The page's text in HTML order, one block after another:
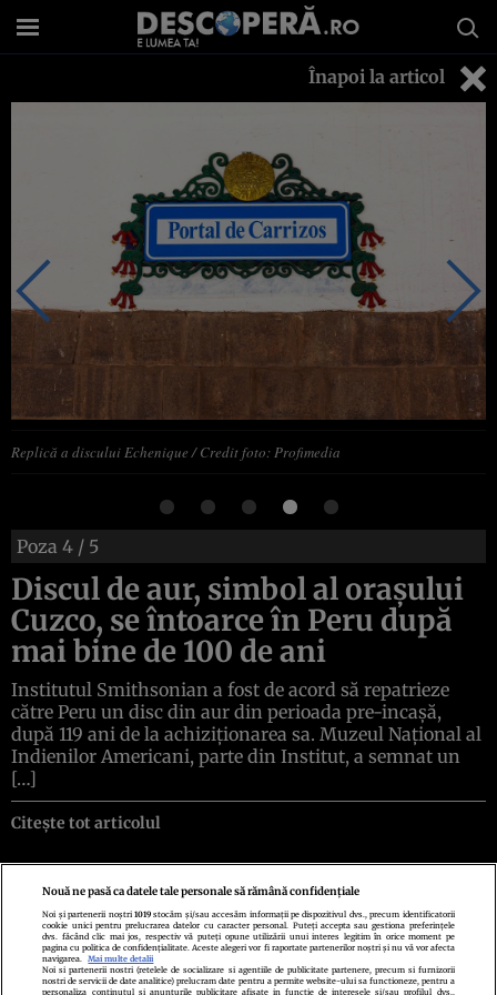
Înapoi la articol
Replică a discului Echenique / Credit foto: Profimedia
Poza 4 / 5
Discul de aur, simbol al orașului
Cuzco, se întoarce în Peru după
mai bine de 100 de ani
Institutul Smithsonian a fost de acord să repatrieze
către Peru un disc din aur din perioada pre-incașă,
după 119 ani de la achiziționarea sa. Muzeul Național al
Indienilor Americani, parte din Institut, a semnat un
[…]
Citește tot articolul
Politica de confidenţialitatePolitica de cookiesTermeni şi condiţii
Echipa redacționalăContactSetări Cookies
Nouă ne pasă ca datele tale personale să rămână confidențiale
Noi și partenerii noștri1019 stocăm și/sau accesăm informații pe dispozitivul dvs., precum identificatorii
cookie unici pentru prelucrarea datelor cu caracter personal. Puteți accepta sau gestiona preferințele
dvs. făcând clic mai jos, respectiv vă puteți opune utilizării unui interes legitim în orice moment pe
pagina cu politica de confidențialitate. Aceste alegeri vor fi raportate partenerilor noștri și nu vă vor afecta
navigarea.
Mai multe detalii
Noi si partenerii nostri (retelele de socializare si agentiile de publicitate partenere, precum si furnizorii
nostri de servicii de date analitice) prelucram date pentru a permite website-ului sa functioneze, pentru a
personaliza continutul si anunturile publicitare afisate in functie de interesele si/sau profilul dvs.,